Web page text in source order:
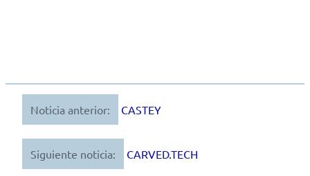
Navegación
de
entradas
Noticia anterior: CASTEY
Siguiente noticia: CARVED.TECH